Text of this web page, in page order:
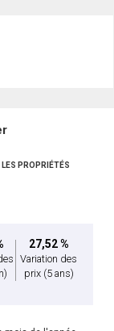
PROPRIÉTÉS
27,52 %
Variation des
prix (5 ans)